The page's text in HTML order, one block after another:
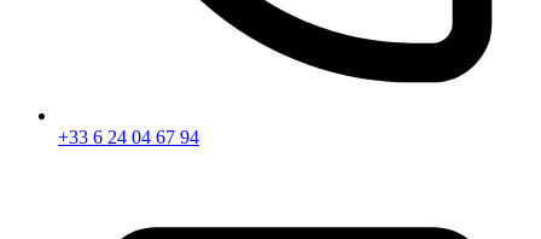
+33 6 24 04 67 94